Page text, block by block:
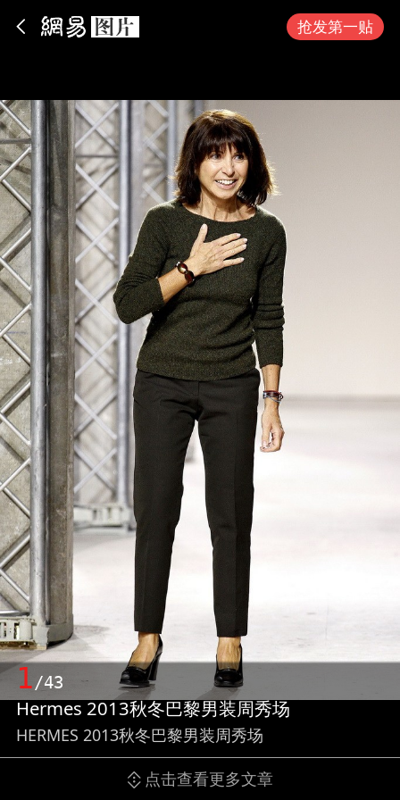
抢发第一贴
1/43
Hermes 2013秋冬巴黎男装周秀场
HERMES 2013秋冬巴黎男装周秀场
点击查看更多文章